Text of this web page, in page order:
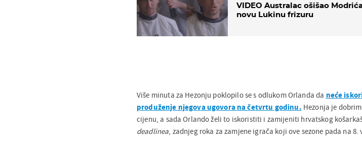
VIDEO Australac ošišao
novu Lukinu frizuru
Više minuta za Hezonju poklopilo se s odlukom Orlanda da neće
produženje njegova ugovora na četvrtu godinu. Hezonja je
cijenu, a sada Orlando želi to iskoristiti i zamijeniti hrvatskog
deadlinea, zadnjeg roka za zamjene igrača koji ove sezone pada na 8.